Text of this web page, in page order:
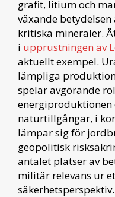
grafit, litium och
växande
kritiska mineraler.
i upprustningen av
aktuellt exempel.
lämpliga
spelar avgörande
energiproduktionen
naturtillgångar, i
lämpar sig för
geopolitisk
antalet platser av
militär relevans ur